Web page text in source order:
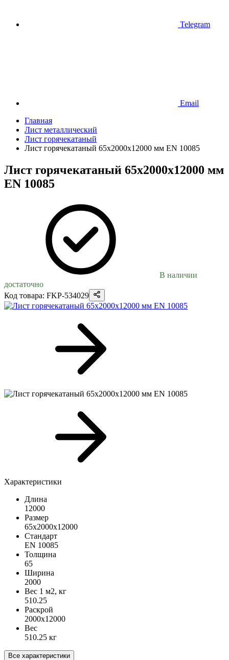
Telegram
Email
Главная
Лист металлический
Лист горячекатаный
Лист горячекатаный 65х2000х12000 мм EN 10085
Лист горячекатаный 65х2000х12000 мм
EN 10085
В наличии
достаточно
Код товара: FKP-534029
Характеристики
Длина
12000
Размер
65х2000х12000
Стандарт
EN 10085
Толщина
65
Ширина
2000
Вес 1 м2, кг
510.25
Раскрой
2000х12000
Вес
510.25 кг
Все характеристики